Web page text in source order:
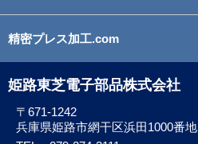
精密プレス加工.com
姫路東芝電子部品株式会社
〒671-1242
兵庫県姫路市網干区浜田1000番地